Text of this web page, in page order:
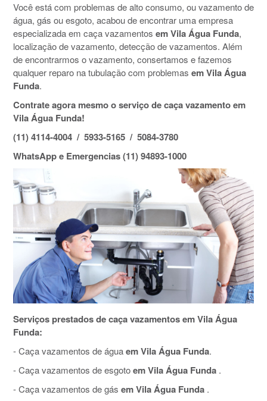
Você está com problemas de alto consumo, ou vazamento de
água, gás ou esgoto, acabou de encontrar uma empresa
especializada em caça vazamentos em Vila Água Funda,
localização de vazamento, detecção de vazamentos. Além
de encontrarmos o vazamento, consertamos e fazemos
qualquer reparo na tubulação com problemas em Vila Água
Funda.
Contrate agora mesmo o serviço de caça vazamento em
Vila Água Funda!
(11) 4114-4004 / 5933-5165 / 5084-3780
WhatsApp e Emergencias (11) 94893-1000
Serviços prestados de caça vazamentos em Vila Água
Funda:
- Caça vazamentos de águaem Vila Água Funda.
- Caça vazamentos de esgotoem Vila Água Funda .
- Caça vazamentos de gás em Vila Água Funda .